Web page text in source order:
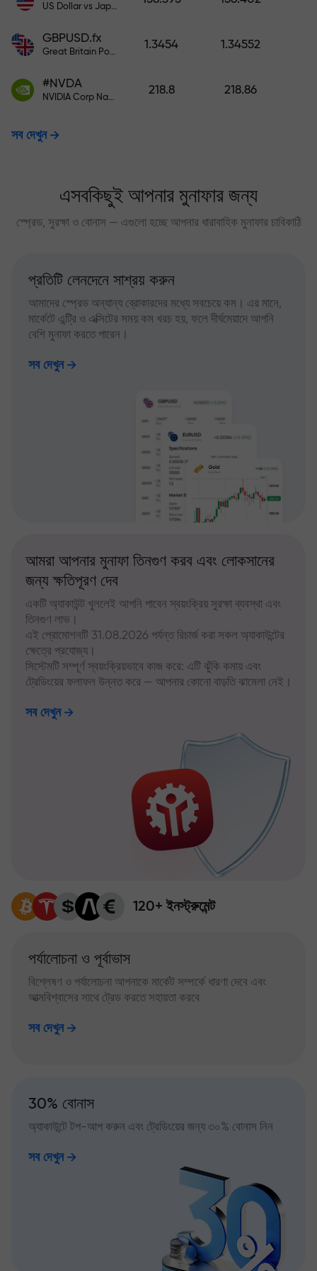
US Dollar vs Japanese Yen
GBPUSD.fx
Great Britain Pound vs US Dollar
1.3454 1.34552
#NVDA
NVIDIA Corp Nasdaq Stock Exchange (Nasdaq) USD
218.8 218.86
সব দেখুন
এসবকিছুই আপনার মুনাফার জন্য
স্প্রেড, সুরক্ষা ও বোনাস — এগুলো হচ্ছে আপনার ধারাবাহিক মুনাফার চাবিকাঠি
প্রতিটি লেনদেনে সাশ্রয় করুন
আমাদের স্প্রেড অন্যান্য ব্রোকারদের মধ্যে সবচেয়ে কম। এর মানে,
মার্কেটে এন্ট্রি ও এক্সিটের সময় কম খরচ হয়, ফলে দীর্ঘমেয়াদে আপনি
বেশি মুনাফা করতে পারেন।
সব দেখুন
আমরা আপনার মুনাফা তিনগুণ করব এবং লোকসানের
জন্য ক্ষতিপূরণ দেব
একটি অ্যাকাউন্ট খুললেই আপনি পাবেন স্বয়ংক্রিয় সুরক্ষা ব্যবস্থা এবং
তিনগুণ লাভ।
এই প্রোমোশনটি 31.08.2026 পর্যন্ত রিচার্জ করা সকল অ্যাকাউন্টের
ক্ষেত্রে প্রযোজ্য।
সিস্টেমটি সম্পূর্ণ স্বয়ংক্রিয়ভাবে কাজ করে: এটি ঝুঁকি কমায় এবং
ট্রেডিংয়ের ফলাফল উন্নত করে — আপনার কোনো বাড়তি ঝামেলা নেই।
সব দেখুন
120+ ইনস্ট্রুমেন্ট
পর্যালোচনা ও পূর্বাভাস
বিশ্লেষণ ও পর্যালোচনা আপনাকে মার্কেট সম্পর্কে ধারণা দেবে এবং
আত্মবিশ্বাসের সাথে ট্রেড করতে সহায়তা করবে
সব দেখুন
30% বোনাস
অ্যাকাউন্টে টপ-আপ করুন এবং ট্রেডিংয়ের জন্য ৩০% বোনাস নিন
সব দেখুন